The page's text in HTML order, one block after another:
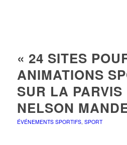
« 24 SITES
ANIMATIONS
SUR LA
NELSON
ÉVÉNEMENTS SPORTIFS, SPORT